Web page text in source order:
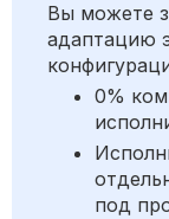
Вы можете
адаптацию
0%
под